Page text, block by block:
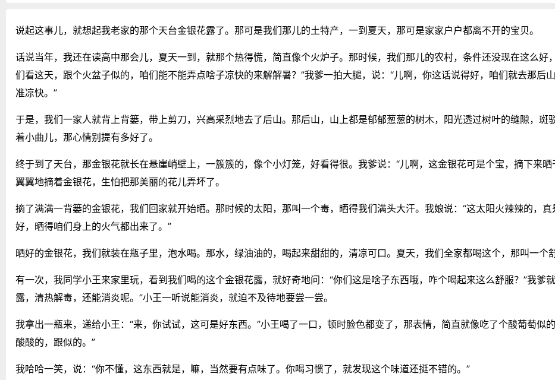
说起这事儿，就想起我老家的那个天台金银花露了。那可是我们那儿的土特产，一到夏天，那可是家家户户都离不开的宝贝。
话说当年，我还在读高中那会儿，夏天一到，就那个热得慌，简直像个火炉子。那时候，我们那儿的农村，条件还没现在这么好
们看这天，跟个火盆子似的，咱们能不能弄点啥子凉快的来解解暑？”我爹一拍大腿，说：“儿啊，你这话说得好，咱们就去那后
准凉快。”
于是，我们一家人就背上背篓，带上剪刀，兴高采烈地去了后山。那后山，山上都是郁郁葱葱的树木，阳光透过树叶的缝隙，
着小曲儿，那心情别提有多好了。
终于到了天台，那金银花就长在悬崖峭壁上，一簇簇的，像个小灯笼，好看得很。我爹说：“儿啊，这金银花可是个宝，摘下来
翼翼地摘着金银花，生怕把那美丽的花儿弄坏了。
摘了满满一背篓的金银花，我们回家就开始晒。那时候的太阳，那叫一个毒，晒得我们满头大汗。我娘说：“这太阳火辣辣的，
好，晒得咱们身上的火气都出来了。”
晒好的金银花，我们就装在瓶子里，泡水喝。那水，绿油油的，喝起来甜甜的，清凉可口。夏天，我们全家都喝这个，那叫一个舒
有一次，我同学小王来家里玩，看到我们喝的这个金银花露，就好奇地问：“你们这是啥子东西哦，咋个喝起来这么舒服？”我爹
露，清热解毒，还能消炎呢。”小王一听说能消炎，就迫不及待地要尝一尝。
我拿出一瓶来，递给小王：“来，你试试，这可是好东西。”小王喝了一口，顿时脸色都变了，那表情，简直就像吃了个酸葡萄似
酸酸的，跟似的。”
我哈哈一笑，说：“你不懂，这东西就是，嘛，当然要有点味了。你喝习惯了，就发现这个味道还挺不错的。”